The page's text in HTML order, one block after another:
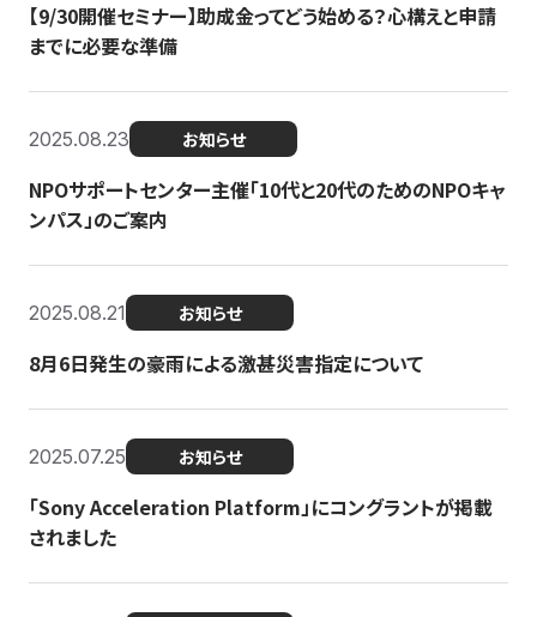
【9/30開催セミナー】助成金ってどう始める？心構えと申請
までに必要な準備
2025.08.23 お知らせ
NPOサポートセンター主催「10代と20代のためのNPOキャ
ンパス」のご案内
2025.08.21 お知らせ
8月6日発生の豪雨による激甚災害指定について
2025.07.25 お知らせ
「Sony Acceleration Platform」にコングラントが掲載
されました